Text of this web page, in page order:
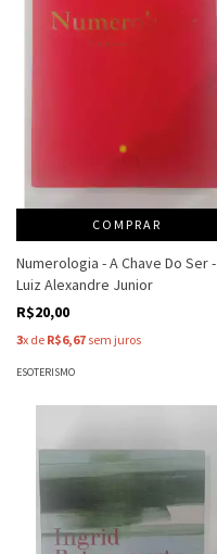
COMPRAR
Numerologia - A Chave Do Ser -
Luiz Alexandre Junior
R$20,00
3x de R$6,67 sem juros
ESOTERISMO